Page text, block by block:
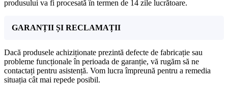
produsului va fi procesată în termen de 14 zile lucrătoare.
GARANȚII ȘI RECLAMAȚII
Dacă produsele achiziționate prezintă defecte de fabricație sau
probleme funcționale în perioada de garanție, vă rugăm să ne
contactați pentru asistență. Vom lucra împreună pentru a remedia
situația cât mai repede posibil.